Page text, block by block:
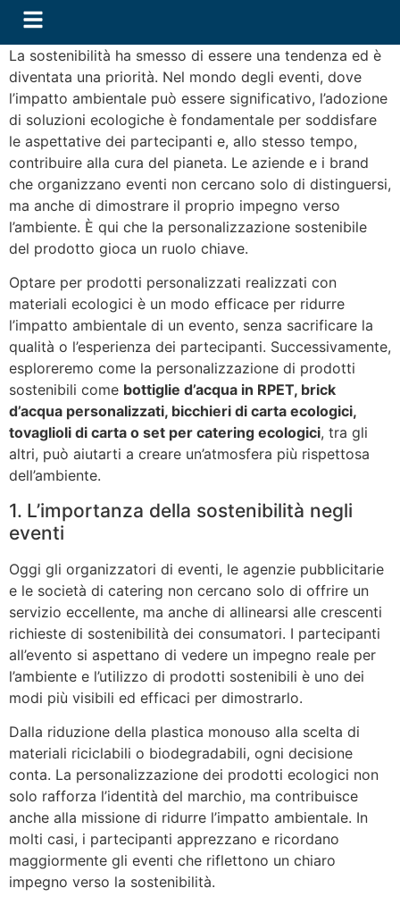
La sostenibilità ha smesso di essere una tendenza ed è
diventata una priorità. Nel mondo degli eventi, dove
l’impatto ambientale può essere significativo, l’adozione
di soluzioni ecologiche è fondamentale per soddisfare
le aspettative dei partecipanti e, allo stesso tempo,
contribuire alla cura del pianeta. Le aziende e i brand
che organizzano eventi non cercano solo di distinguersi,
ma anche di dimostrare il proprio impegno verso
l’ambiente. È qui che la personalizzazione sostenibile
del prodotto gioca un ruolo chiave.
Optare per prodotti personalizzati realizzati con
materiali ecologici è un modo efficace per ridurre
l’impatto ambientale di un evento, senza sacrificare la
qualità o l’esperienza dei partecipanti. Successivamente,
esploreremo come la personalizzazione di prodotti
sostenibili come bottiglie d’acqua in RPET, brick
d’acqua personalizzati, bicchieri di carta ecologici,
tovaglioli di carta o set per catering ecologici, tra gli
altri, può aiutarti a creare un’atmosfera più rispettosa
dell’ambiente.
1. L’importanza della sostenibilità negli
eventi
Oggi gli organizzatori di eventi, le agenzie pubblicitarie
e le società di catering non cercano solo di offrire un
servizio eccellente, ma anche di allinearsi alle crescenti
richieste di sostenibilità dei consumatori. I partecipanti
all’evento si aspettano di vedere un impegno reale per
l’ambiente e l’utilizzo di prodotti sostenibili è uno dei
modi più visibili ed efficaci per dimostrarlo.
Dalla riduzione della plastica monouso alla scelta di
materiali riciclabili o biodegradabili, ogni decisione
conta. La personalizzazione dei prodotti ecologici non
solo rafforza l’identità del marchio, ma contribuisce
anche alla missione di ridurre l’impatto ambientale. In
molti casi, i partecipanti apprezzano e ricordano
maggiormente gli eventi che riflettono un chiaro
impegno verso la sostenibilità.